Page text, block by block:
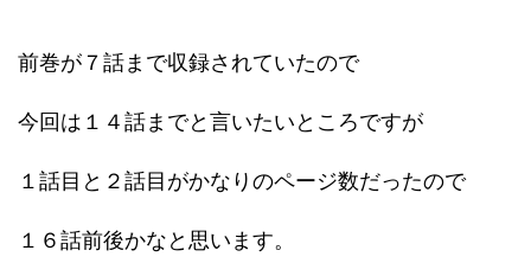
前巻が７話まで収録されていたので
今回は１４話までと言いたいところですが
１話目と２話目がかなりのページ数だったので
１６話前後かなと思います。